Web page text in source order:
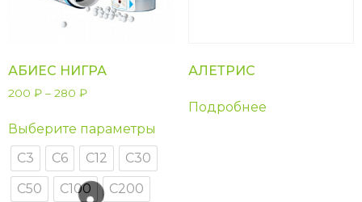
АБИЕС НИГРА
200 ₽ – 280 ₽
Выберите параметры
С3
С6 С12
С30
С50
С100 С200
АЛЕТРИС
Подробнее